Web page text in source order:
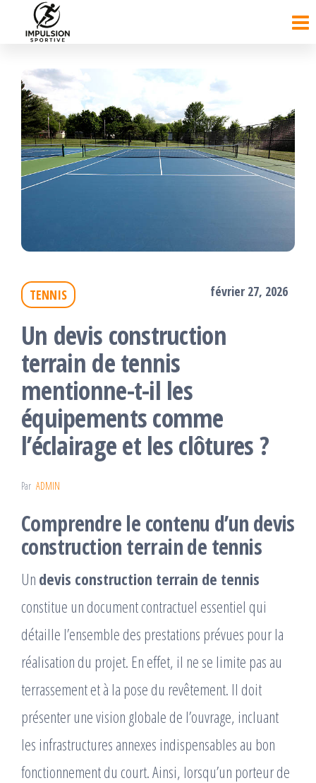
contenu
TENNIS février 27, 2026
Un devis construction
terrain de tennis
mentionne-t-il les
équipements comme
l’éclairage et les clôtures ?
Par ADMIN
Comprendre le contenu d’un devis
construction terrain de tennis
Un devis construction terrain de tennis
constitue un document contractuel essentiel qui
détaille l’ensemble des prestations prévues pour la
réalisation du projet. En effet, il ne se limite pas au
terrassement et à la pose du revêtement. Il doit
présenter une vision globale de l’ouvrage, incluant
les infrastructures annexes indispensables au bon
fonctionnement du court. Ainsi, lorsqu’un porteur de